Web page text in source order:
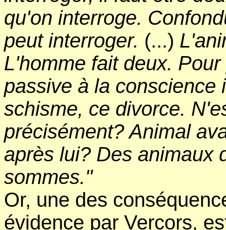
qu'on interroge.
peut interroger. (...)
L'homme fait deux.
passive à la conscience
schisme, ce divorce.
précisément? Animal
après lui? Des animaux
sommes."
Or, une des
évidence par Vercors,